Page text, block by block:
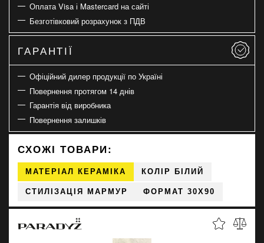
Оплата Visa і Mastercard на сайті
Безготівковий розрахунок з ПДВ
ГАРАНТІЇ
Офіційний дилер продукції по Україні
Повернення протягом 14 днів
Гарантія від виробника
Повернення залишків
СХОЖІ ТОВАРИ:
МАТЕРІАЛ КЕРАМІКА КОЛІР БІЛИЙ
СТИЛІЗАЦІЯ МАРМУР ФОРМАТ 30X90